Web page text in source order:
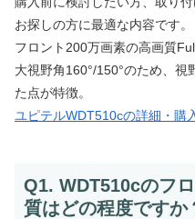
お探しの方に最適な内容です。
フロント200万画素の高画質
大視野角160°/150°のため、
た点が特徴。
ユピテルWDT510cの詳細・購
Q1. WDT510cのフ
質はどの程度ですか